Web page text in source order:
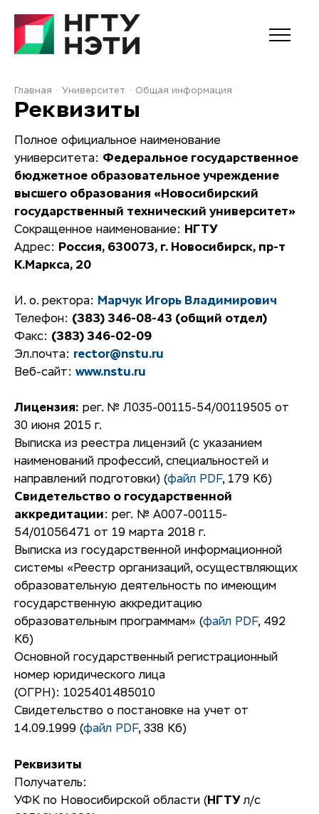
Главная Университет Общая информация
Реквизиты
Полное официальное наименование
университета: Федеральное государственное
бюджетное образовательное учреждение
высшего образования «Новосибирский
государственный технический университет»
Сокращенное наименование:
НГТУ
Адрес:
Россия, 630073, г. Новосибирск, пр-т
К.Маркса, 20
И. о. ректора:
Марчук Игорь Владимирович
Телефон: (383) 346-08-43 (общий отдел)
Факс: (383) 346-02-09
Эл.почта: rector@nstu.ru
Веб-сайт: www.nstu.ru
Лицензия: рег. № Л035-00115-54/00119505 от
30 июня 2015 г.
Выписка из реестра лицензий (с указанием
наименований профессий, специальностей и
направлений подготовки) (файл PDF, 179 Кб)
Свидетельство о государственной
аккредитации: рег. № А007-00115-
54/01056471 от 19 марта 2018 г.
Выписка из государственной информационной
системы «Реестр организаций, осуществляющих
образовательную деятельность по имеющим
государственную аккредитацию
образовательным программам» (файл PDF, 492
Кб)
Основной государственный регистрационный
номер юридического лица
(ОГРН): 1025401485010
Свидетельство о постановке на учет от
14.09.1999 (файл PDF, 338 Кб)
Реквизиты
Получатель:
УФК по Новосибирской области ( НГТУ л/с